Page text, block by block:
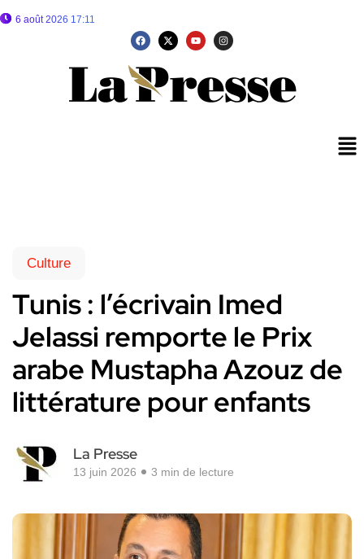
6 août 2026 17:11
Culture
Tunis : l’écrivain Imed
Jelassi remporte le Prix
arabe Mustapha Azouz de
littérature pour enfants
La Presse
13 juin 2026 3 min de lecture